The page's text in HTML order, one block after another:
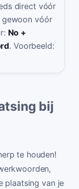
direct vóór
vóór
No +
. Voorbeeld:
bij
te houden!
plaatsing van je